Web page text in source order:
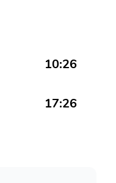
10:26
17:26